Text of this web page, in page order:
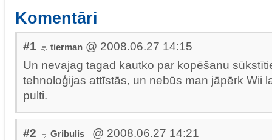
Komentāri
#1 tierman @ 2008.06.27 14:15
Un nevajag tagad kautko par kopēšanu
tehnoloģijas attīstās, un nebūs man jāpērk Wii
pulti.
#2 Gribulis_
@ 2008.06.27 14:21